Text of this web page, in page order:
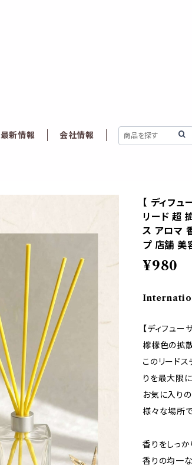
最新情報 会社情報
【 ディフ
リード 超
ス アロマ
プ 店舗 美
¥980
【ディフュー
檸檬色の拡
このリード
りを最大限
お気に入り
様々な場所
香りをしっ
香りの均一